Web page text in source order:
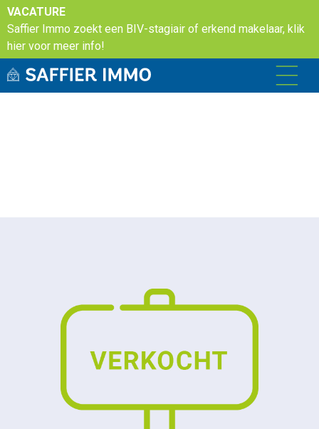
VACATURE
Saffier Immo zoekt een BIV-stagiair of erkend makelaar, klik
hier voor meer info!